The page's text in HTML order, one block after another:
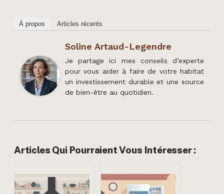
À propos Articles récents
Soline Artaud-Legendre
Je partage ici mes conseils d’experte
pour vous aider à faire de votre habitat
un investissement durable et une source
de bien-être au quotidien.
Articles Qui Pourraient Vous Intéresser :